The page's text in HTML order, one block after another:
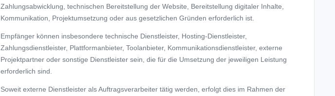
Zahlungsabwicklung, technischen Bereitstellung der Website, Bereitstellung digitaler Inhalte,
Kommunikation, Projektumsetzung oder aus gesetzlichen Gründen erforderlich ist.
Empfänger können insbesondere technische Dienstleister, Hosting-Dienstleister,
Zahlungsdienstleister, Plattformanbieter, Toolanbieter, Kommunikationsdienstleister, externe
Projektpartner oder sonstige Dienstleister sein, die für die Umsetzung der jeweiligen Leistung
erforderlich sind.
Soweit externe Dienstleister als Auftragsverarbeiter tätig werden, erfolgt dies im Rahmen der